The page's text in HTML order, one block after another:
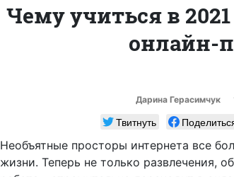
Чему учиться в
онлайн-
Дарина Герасимчук
Твитнуть
Необъятные просторы интернета все
жизни. Теперь не только развлечения,